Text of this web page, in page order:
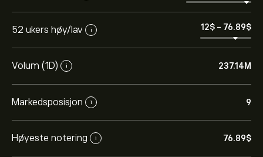
52 ukers høy/lav i 12‎$‎ - 76.89‎$‎
Volum (1D) i 237.14M
Markedsposisjon i 9
Høyeste notering i 76.89‎$‎